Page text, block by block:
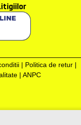
| Politica de retur|
| ANPC